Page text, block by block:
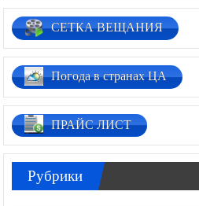
СЕТКА ВЕЩАНИЯ
Погода в странах ЦА
ПРАЙС ЛИСТ
Рубрики